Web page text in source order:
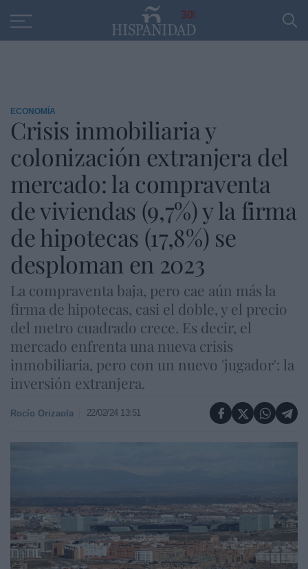
30
ECONOMÍA
Crisis inmobiliaria y
colonización extranjera del
mercado: la compraventa
de viviendas (9,7%) y la firma
de hipotecas (17,8%) se
desploman en 2023
La compraventa baja, pero cae aún más la
firma de hipotecas, casi el doble, y el precio
del metro cuadrado crece. Es decir, el
mercado enfrenta una nueva crisis
inmobiliaria, pero con un nuevo 'jugador': la
inversión extranjera.
Rocío Orizaola 22/02/24 13:51